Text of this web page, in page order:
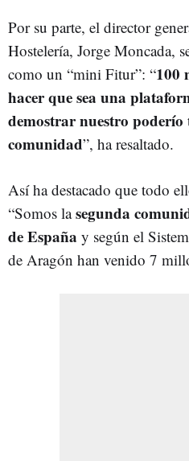
Por su parte, el director
Hostelería, Jorge Moncada,
como un “mini Fitur”: “100
hacer que sea una
demostrar nuestro
comunidad”, ha resaltado.
Así ha destacado que todo
“Somos lasegunda
de España y según el
de Aragón han venido 7